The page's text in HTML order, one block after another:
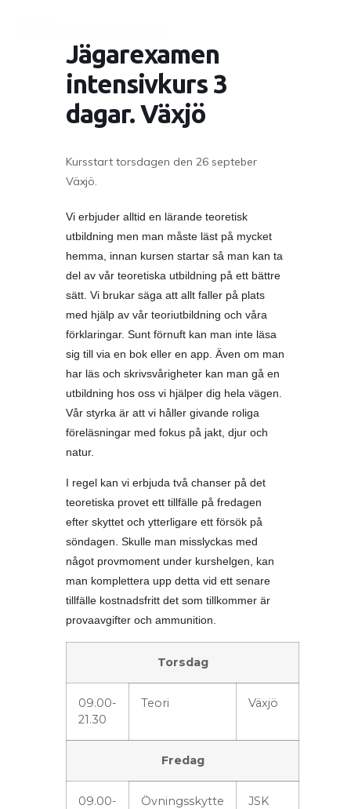
Jägarexamen
intensivkurs 3
dagar. Växjö
Kursstart torsdagen den 26 septeber
Växjö.
Vi erbjuder alltid en lärande teoretisk
utbildning men man måste läst på mycket
hemma, innan kursen startar så man kan ta
del av vår teoretiska utbildning på ett bättre
sätt. Vi brukar säga att allt faller på plats
med hjälp av vår teoriutbildning och våra
förklaringar. Sunt förnuft kan man inte läsa
sig till via en bok eller en app. Även om man
har läs och skrivsvårigheter kan man gå en
utbildning hos oss vi hjälper dig hela vägen.
Vår styrka är att vi håller givande roliga
föreläsningar med fokus på jakt, djur och
natur.
I regel kan vi erbjuda två chanser på det
teoretiska provet ett tillfälle på fredagen
efter skyttet och ytterligare ett försök på
söndagen. Skulle man misslyckas med
något provmoment under kurshelgen, kan
man komplettera upp detta vid ett senare
tillfälle kostnadsfritt det som tillkommer är
provaavgifter och ammunition.
Torsdag
09.00-
21.30
Teori Växjö
Fredag
09.00-
Övningsskytte
JSK